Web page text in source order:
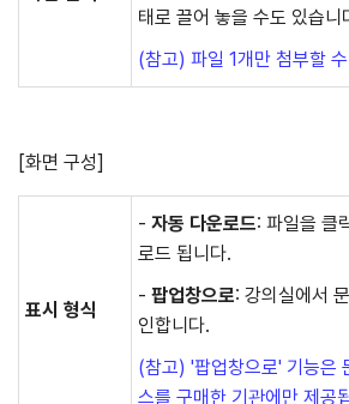
태로 끌어 놓을 수도 있습
(참고) 파일 1개만 첨부할
[화면 구성]
표시 형식
- 자동 다운로드: 파일을 클
로드 됩니다.
- 팝업창으로: 강의실에서
인합니다.
(참고) '팝업창으로' 기능은
스를 구매한 기관에만 제공